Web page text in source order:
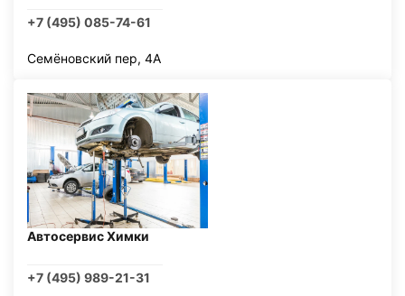
+7 (495) 085-74-61
Семёновский пер, 4А
Автосервис Химки
+7 (495) 989-21-31